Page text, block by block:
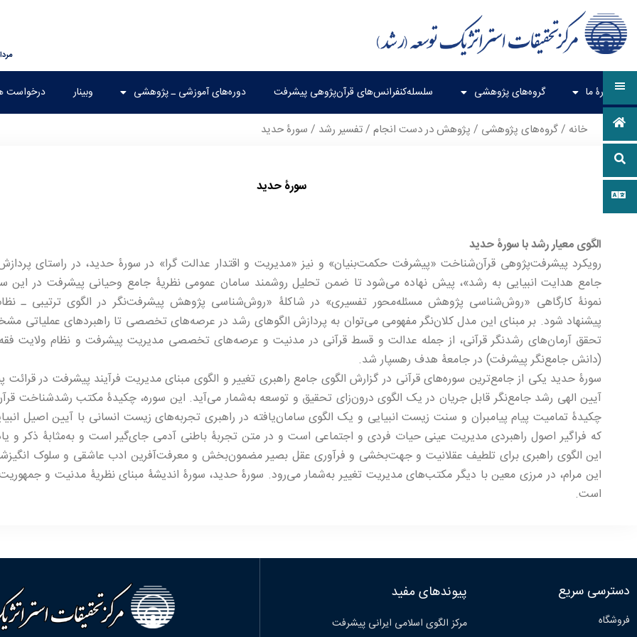
مرداد ۱۵,
دربارۀ ما گروه‌های پژوهشی سلسله‌کنفرانس‌های قرآن‌پژوهی پیشرفت دوره‌های آموزشی ـ پژوهشی وبینار درخواست
خانه /گروه‌های پژوهشی / پژوهش در دست انجام /تفسیر رشد / سورۀ حدید
سورۀ حدید
الگوی معیار رشد با سورۀ حدید
رویکرد پیشرفت‌پژوهی قرآن‌­شناخت «پیشرفت حکمت­‌بنیان» و نیز «مدیریت و اقتدار عدالت‌‌ گرا» در سورۀ حدید، در راستای
جامع هدایت انبیایی به رشد»، پیش‌ نهاده می‌شود تا ضمن تحلیل روشمند سامان عمومی نظریۀ جامع وحیانی پیشرفت در این
نمونۀ کارگاهی «روش‌شناسی پژوهش مسئله‌محور تفسیری» در شاکلۀ «روش‌شناسی پژوهش پیشرفت‌­نگر در الگوی ترتیبی ـ
پیشنهاد شود. بر مبنای این مدل کلان‌نگر مفهومی می‌توان به پردازش الگوهای رشد در عرصه‌های تخصصی تا راهبردهای عملیاتی
تحقق آرمان‌­های رشدنگر قرآنی، از جمله عدالت و قسط قرآنی در مدنیت و عرصه‌های تخصصی مدیریت پیشرفت و نظام ولایت
(دانش جامع‌­نگر پیشرفت) در جامعۀ هدف رهسپار شد.
سورۀ حدید یکی از جامع‌ترین سوره‌های قرآنی در گزارش الگوی جامع راهبری تغییر و الگوی مبنای مدیریت فرآیند پیشرفت در قرائت
آیین الهی رشد جامع‌­نگر قابل جریان در یک الگوی درون‌زای تحقیق و توسعه به‌شمار می‌آید. این سوره، چکیدۀ مکتب رشدشناخت
چکیدۀ تمامیت پیام پیامبران و سنت زیست انبیایی و یک الگوی سامان‌یافته در راهبری تجربه­‌های زیست انسانی با آیین اصیل
که فراگیر اصول راهبردی مدیریت عینی حیات فردی و اجتماعی است و در متن تجربۀ باطنی آدمی جای‌گیر است و به‌مثابۀ ذکر و
این الگوی راهبری برای تلطیف عقلانیت و جهت­‌بخشی و فرآوری عقل بصیر مضمون‌­بخش و معرفت‌آفرین ادب عاشقی و سلوک
این مرام، در مرزی معین با دیگر مکتب‌های مدیریت تغییر به‌شمار می‌رود. سورۀ حدید، سورۀ اندیشۀ مبنای نظریۀ مدنیت و
است.
دسترسی سریع
فروشگاه
پیوندهای مفید
مرکز الگوی اسلامی ایرانی پیشرفت